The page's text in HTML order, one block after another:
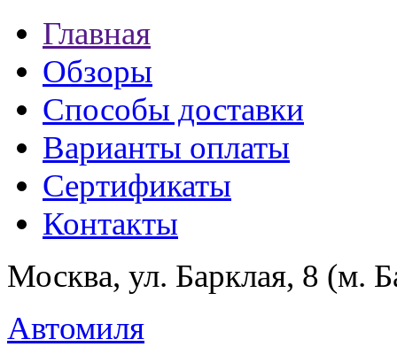
Главная
Обзоры
Способы доставки
Варианты оплаты
Сертификаты
Контакты
Москва, ул. Барклая, 8 (м.
Автомиля